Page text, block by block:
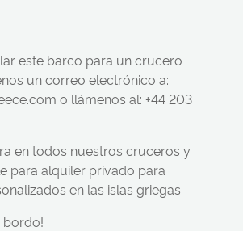
este barco para un crucero
un correo electrónico a:
o llámenos al: +44 203
en todos nuestros cruceros y
para alquiler privado para
en las islas griegas.
bordo!